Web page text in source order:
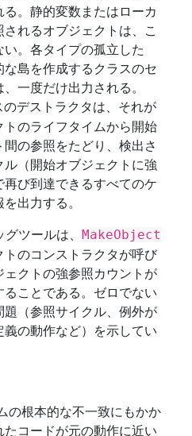
。静的変数またはローカ
れるオブジェクトは、こ
。各タイプの孤立した
島を作成するクラスのセ
一度だけ出力される。
のデストラクタは、それが
のライフタイムから開始
の参照をたどり、検出さ
（開始オブジェクトに強
び到達できるすべてのケ
出力する。
ツールは、 MakeObject
のコンストラクタが呼び
クトの強参照カウントが
ことである。ゼロでない
（参照サイクル、例外が
の動作など）を示してい
の根本的な不一致にもかか
コードが元の動作に近い